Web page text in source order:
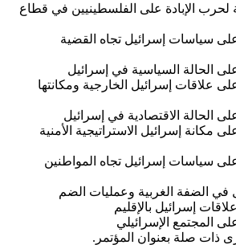
لحرب الإبادة على الفلسطينيين في قطاع
سياسات إسرائيل تجاه القضية
الحالة السياسية في إسرائيل
علاقات إسرائيل الخارجية ومكانتها
الحالة الاقتصادية في إسرائيل
مكانة إسرائيل الاستراتيجية الأمنية
سياسات إسرائيل تجاه المواطنين
في الضفة الغربية وعمليات الضم
إسرائيل بالإقليم
المجتمع الإسرائيلي
ذات صلة بعنوان المؤتمر.